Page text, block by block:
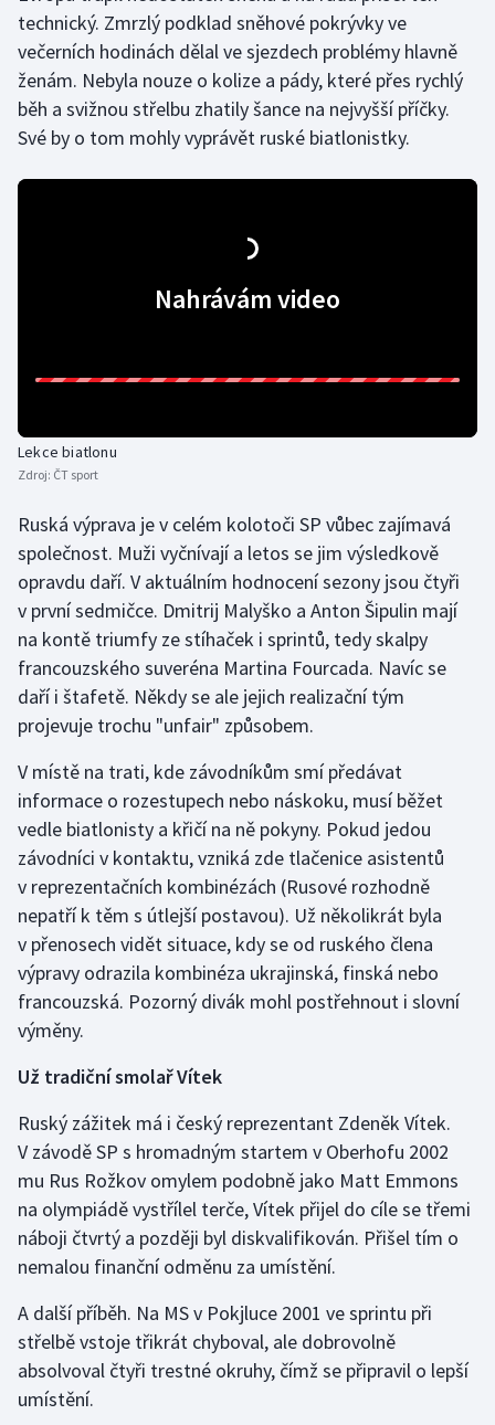
technický. Zmrzlý podklad sněhové pokrývky ve
večerních hodinách dělal ve sjezdech problémy hlavně
ženám. Nebyla nouze o kolize a pády, které přes rychlý
běh a svižnou střelbu zhatily šance na nejvyšší příčky.
Své by o tom mohly vyprávět ruské biatlonistky.
Nahrávám video
Lekce biatlonu
Zdroj: ČT sport
Ruská výprava je v celém kolotoči SP vůbec zajímavá
společnost. Muži vyčnívají a letos se jim výsledkově
opravdu daří. V aktuálním hodnocení sezony jsou čtyři
v první sedmičce. Dmitrij Malyško a Anton Šipulin mají
na kontě triumfy ze stíhaček i sprintů, tedy skalpy
francouzského suveréna Martina Fourcada. Navíc se
daří i štafetě. Někdy se ale jejich realizační tým
projevuje trochu "unfair" způsobem.
V místě na trati, kde závodníkům smí předávat
informace o rozestupech nebo náskoku, musí běžet
vedle biatlonisty a křičí na ně pokyny. Pokud jedou
závodníci v kontaktu, vzniká zde tlačenice asistentů
v reprezentačních kombinézách (Rusové rozhodně
nepatří k těm s útlejší postavou). Už několikrát byla
v přenosech vidět situace, kdy se od ruského člena
výpravy odrazila kombinéza ukrajinská, finská nebo
francouzská. Pozorný divák mohl postřehnout i slovní
výměny.
Už tradiční smolař Vítek
Ruský zážitek má i český reprezentant Zdeněk Vítek.
V závodě SP s hromadným startem v Oberhofu 2002
mu Rus Rožkov omylem podobně jako Matt Emmons
na olympiádě vystřílel terče, Vítek přijel do cíle se třemi
náboji čtvrtý a později byl diskvalifikován. Přišel tím o
nemalou finanční odměnu za umístění.
A další příběh. Na MS v Pokjluce 2001 ve sprintu při
střelbě vstoje třikrát chyboval, ale dobrovolně
absolvoval čtyři trestné okruhy, čímž se připravil o lepší
umístění.